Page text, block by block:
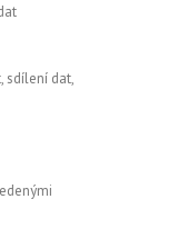
sdílení dat,